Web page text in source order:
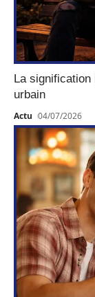
La
urbain
Actu 04/07/2026